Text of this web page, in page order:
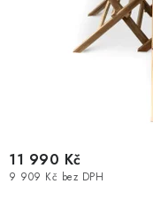
9 909 Kč bez DPH
11 990 Kč